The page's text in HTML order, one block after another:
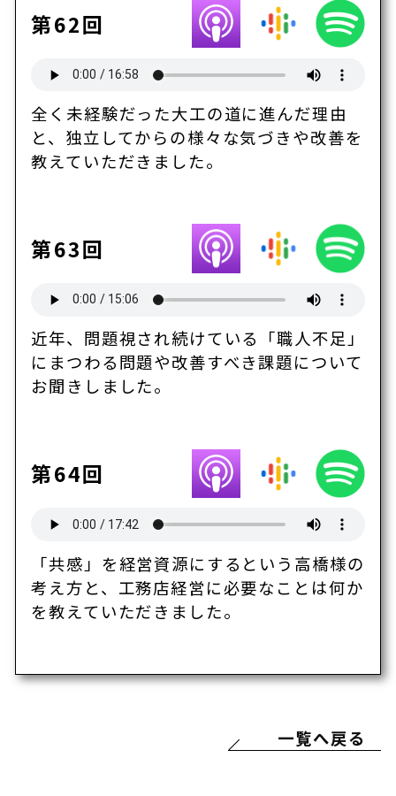
第62回
全く未経験だった大工の道に進んだ理由
と、独立してからの様々な気づきや改善を
教えていただきました。
第63回
近年、問題視され続けている「職人不足」
にまつわる問題や改善すべき課題について
お聞きしました。
第64回
「共感」を経営資源にするという高橋様の
考え方と、工務店経営に必要なことは何か
を教えていただきました。
一覧へ戻る